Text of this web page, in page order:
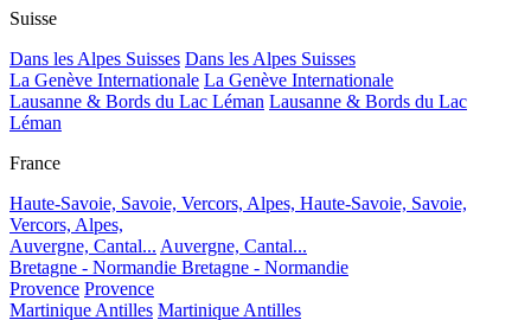
Suisse
Dans les Alpes Suisses Dans les Alpes Suisses
La Genève Internationale La Genève Internationale
Lausanne & Bords du Lac Léman Lausanne & Bords du Lac
Léman
France
Haute-Savoie, Savoie, Vercors, Alpes, Haute-Savoie, Savoie,
Vercors, Alpes,
Auvergne, Cantal... Auvergne, Cantal...
Bretagne - Normandie Bretagne - Normandie
Provence Provence
Martinique Antilles Martinique Antilles